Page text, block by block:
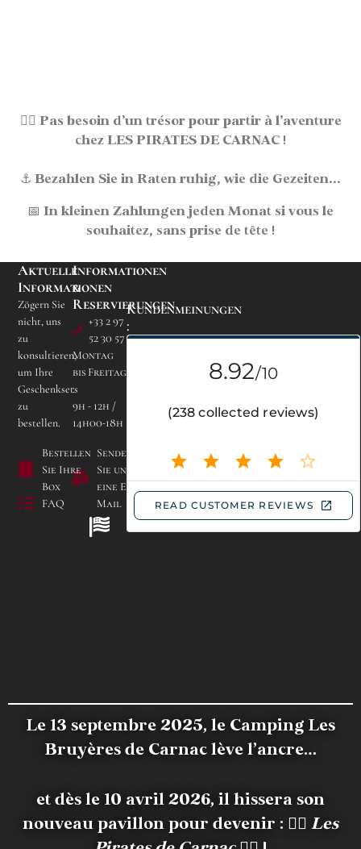
🏴‍☠️ Pas besoin d’un trésor pour partir à l’aventure
chez LES PIRATES DE CARNAC !
⚓ Bezahlen Sie in Raten ruhig, wie die Gezeiten...
📅 In kleinen Zahlungen jeden Monat si vous le
souhaitez, sans prise de tête !
Campingplatz Les
56340 CARNAC
Informationen
&
Reservierungen
+33 2 97
52 30 57
Montag
bis Freitag
:
9h - 12h /
14h00-18h
Senden
Sie uns
eine E-
Mail
Aktuelle
Informationen
Zögern Sie
nicht, uns
zu
konsultieren,
um Ihre
Geschenksets
zu
bestellen.
Bestellen
Sie Ihre
Box
FAQ
Kundenmeinungen
:
Le 13 septembre 2025, le Camping Les
Bruyères de Carnac lève l’ancre…
et dès le 10 avril 2026, il hissera son
nouveau pavillon pour devenir : 🏴‍☠️ Les